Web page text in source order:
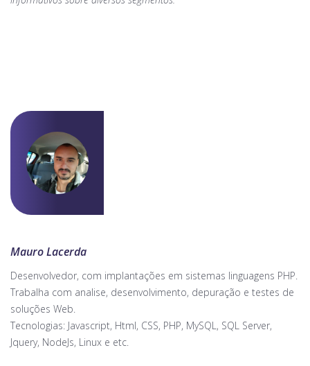
Mauro Lacerda
Desenvolvedor, com implantações em sistemas linguagens PHP.
Trabalha com analise, desenvolvimento, depuração e testes de
soluções Web.
Tecnologias: Javascript, Html, CSS, PHP, MySQL, SQL Server,
Jquery, NodeJs, Linux e etc.